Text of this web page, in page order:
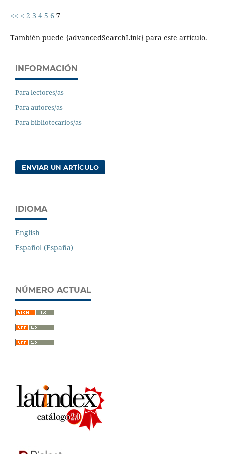
<< < 2 3 4 5 6 7
También puede {advancedSearchLink} para este artículo.
INFORMACIÓN
Para lectores/as
Para autores/as
Para bibliotecarios/as
ENVIAR UN ARTÍCULO
IDIOMA
English
Español (España)
NÚMERO ACTUAL